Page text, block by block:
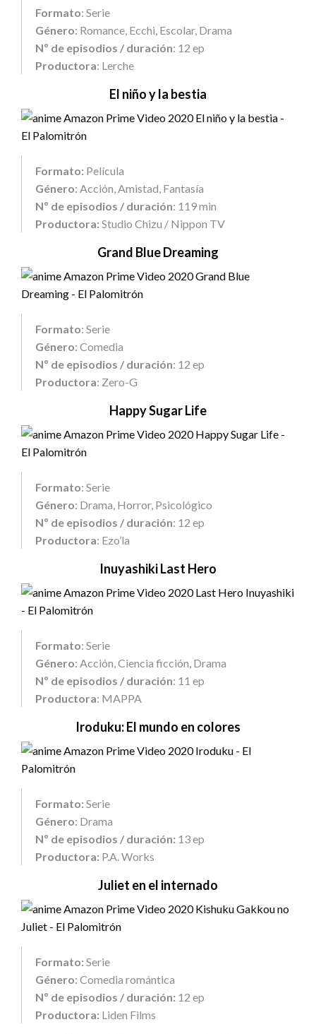
Formato: Serie
Género: Romance, Ecchi, Escolar, Drama
Nº de episodios / duración: 12 ep
Productora: Lerche
El niño y la bestia
Formato: Película
Género: Acción, Amistad, Fantasía
Nº de episodios / duración: 119 min
Productora: Studio Chizu / Nippon TV
Grand Blue Dreaming
Formato: Serie
Género: Comedia
Nº de episodios / duración: 12 ep
Productora: Zero-G
Happy Sugar Life
Formato: Serie
Género: Drama, Horror, Psicológico
Nº de episodios / duración: 12 ep
Productora: Ezo’la
Inuyashiki Last Hero
Formato: Serie
Género: Acción, Ciencia ficción, Drama
Nº de episodios / duración: 11 ep
Productora: MAPPA
Iroduku: El mundo en colores
Formato: Serie
Género: Drama
Nº de episodios / duración: 13 ep
Productora: P.A. Works
Juliet en el internado
Formato: Serie
Género: Comedia romántica
Nº de episodios / duración: 12 ep
Productora: Liden Films